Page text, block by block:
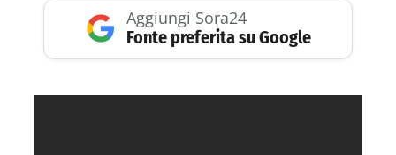
Aggiungi Sora24
Fonte preferita su Google